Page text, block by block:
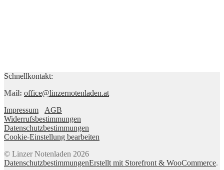
Schnellkontakt:
Mail: office@linzernotenladen.at
Impressum
AGB
Widerrufsbestimmungen
Datenschutzbestimmungen
Cookie-Einstellung bearbeiten
© Linzer Notenladen 2026
DatenschutzbestimmungenErstellt mit Storefront & WooCommerce.